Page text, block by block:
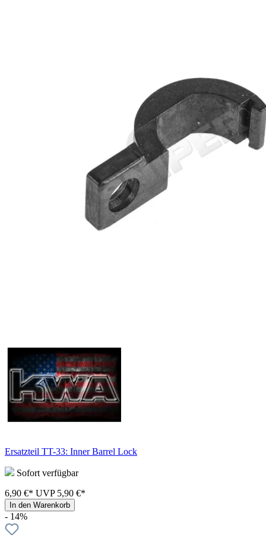
Ersatzteil TT-33: Inner Barrel Lock
Sofort verfügbar
6,90 €* UVP 5,90 €*
In den Warenkorb
- 14%